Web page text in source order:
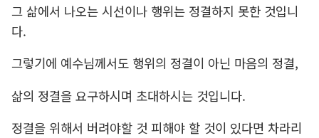
그 삶에서 나오는 시선이나 행위는 정결하지 못한 것입니
다.
그렇기에 예수님께서도 행위의 정결이 아닌 마음의 정결,
삶의 정결을 요구하시며 초대하시는 것입니다.
정결을 위해서 버려야할 것 피해야 할 것이 있다면 차라리